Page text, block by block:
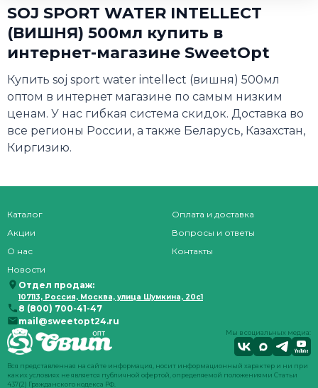
SOJ SPORT WATER INTELLECT
(ВИШНЯ) 500мл купить в
интернет-магазине SweetOpt
Купить soj sport water intellect (вишня) 500мл
оптом в интернет магазине по самым низким
ценам. У нас гибкая система скидок. Доставка во
все регионы России, а также Беларусь, Казахстан,
Киргизию.
Каталог
Акции
О нас
Новости
Оплата и доставка
Вопросы и ответы
Контакты
Отдел продаж:
107113, Россия, Москва, улица Шумкина, 20с1
8 (800) 700-41-47
mail@sweetopt24.ru
Мы в социальных медиа:
Вся представленная на сайте информация, носит информационный характер и ни при
каких условиях не является публичной офертой, определяемой положениями Статьи
437(2) Гражданского кодекса РФ.